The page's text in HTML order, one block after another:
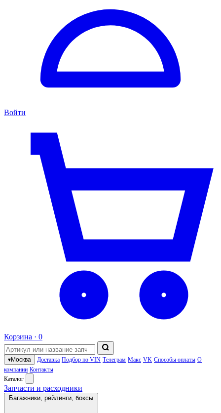
Войти
Корзина · 0
▾Москва Доставка Подбор по VIN Телеграм Макс VK Способы оплаты О
компании Контакты
Каталог
Запчасти и расходники
Багажники, рейлинги, боксы